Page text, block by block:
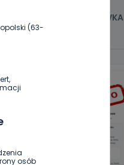
(63-
osób
KULTURA I ROZRYWKA
WYWIADY